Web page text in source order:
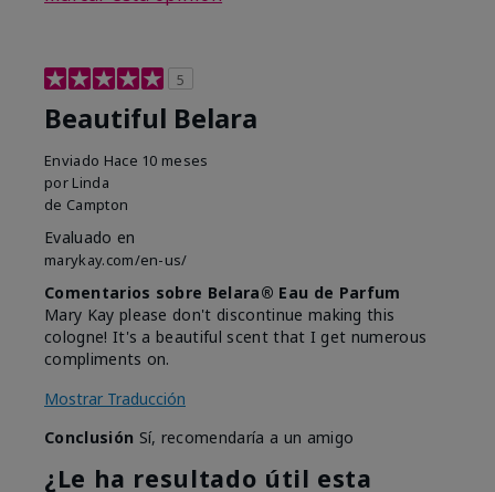
5
Beautiful Belara
Enviado Hace 10 meses
por Linda
de Campton
Evaluado en
marykay.com/en-us/
Comentarios sobre Belara® Eau de Parfum
Mary Kay please don't discontinue making this
cologne! It's a beautiful scent that I get numerous
compliments on.
Mostrar Traducción
Conclusión Sí, recomendaría a un amigo
¿Le ha resultado útil esta